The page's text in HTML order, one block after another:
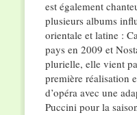
est également
plusieurs albums
orientale et latine :
pays en 2009 et
plurielle, elle vient
première réalisation
d’opéra avec une
Puccini pour la